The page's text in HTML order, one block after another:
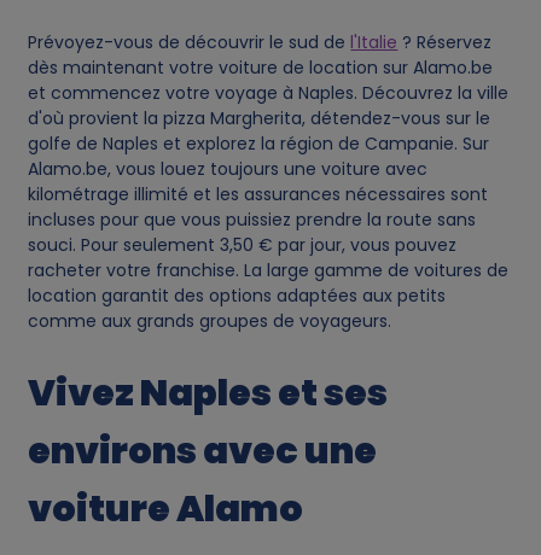
Prévoyez-vous de découvrir le sud de l'Italie ? Réservez
dès maintenant votre voiture de location sur Alamo.be
et commencez votre voyage à Naples. Découvrez la ville
d'où provient la pizza Margherita, détendez-vous sur le
golfe de Naples et explorez la région de Campanie. Sur
Alamo.be, vous louez toujours une voiture avec
kilométrage illimité et les assurances nécessaires sont
incluses pour que vous puissiez prendre la route sans
souci. Pour seulement 3,50 € par jour, vous pouvez
racheter votre franchise. La large gamme de voitures de
location garantit des options adaptées aux petits
comme aux grands groupes de voyageurs.
Vivez Naples et ses
environs avec une
voiture Alamo
e
s